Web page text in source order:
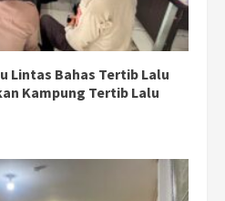
Lintas Bahas Tertib Lalu
Kampung Tertib Lalu